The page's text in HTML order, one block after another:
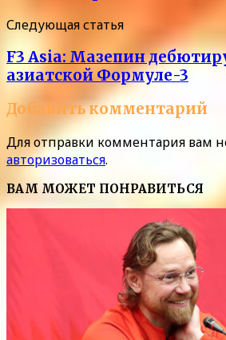
Следующая статья
F3 Asia: Мазепин
азиатской Формуле-3
Добавить комментарий
Для отправки комментария вам
авторизоваться.
ВАМ МОЖЕТ ПОНРАВИТЬСЯ